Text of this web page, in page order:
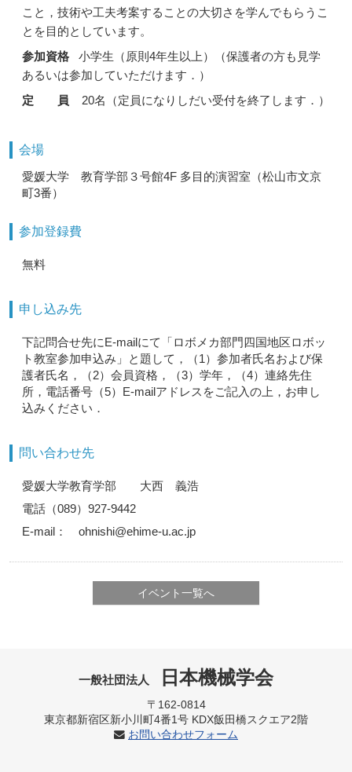
こと，技術や工夫考案することの大切さを学んでもらうこ
とを目的としています。
参加資格 小学生（原則4年生以上）（保護者の方も見学
あるいは参加していただけます．）
定 員 20名（定員になりしだい受付を終了します．）
会場
愛媛大学 教育学部３号館4F 多目的演習室（松山市文京
町3番）
参加登録費
無料
申し込み先
下記問合せ先にE-mailにて「ロボメカ部門四国地区ロボッ
ト教室参加申込み」と題して，（1）参加者氏名および保
護者氏名，（2）会員資格，（3）学年，（4）連絡先住
所，電話番号（5）E-mailアドレスをご記入の上，お申し
込みください．
問い合わせ先
愛媛大学教育学部 大西 義浩
電話（089）927-9442
E-mail： ohnishi@ehime-u.ac.jp
イベント一覧へ
一般社団法人 日本機械学会
〒162-0814
東京都新宿区新小川町4番1号 KDX飯田橋スクエア2階
お問い合わせフォーム